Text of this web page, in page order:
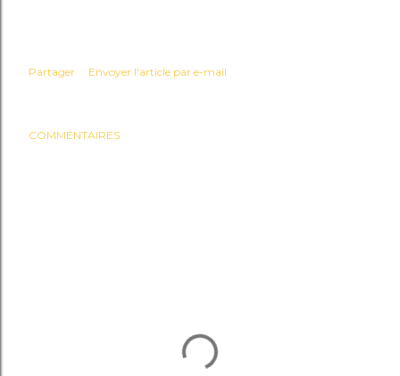
Partager Envoyer l'article par e-mail
COMMENTAIRES